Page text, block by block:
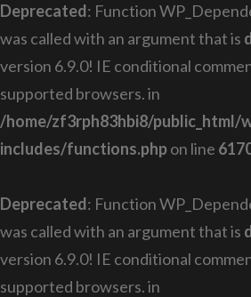
Deprecated: Function
was called with an argument that is
version 6.9.0! IE conditional
supported browsers. in
/home/zf3rph83hbi8/public_html/
includes/functions.phpon line
Deprecated: Function
was called with an argument that is
version 6.9.0! IE conditional
supported browsers. in